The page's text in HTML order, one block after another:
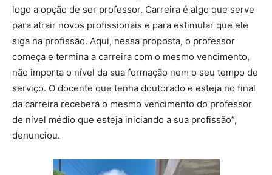
logo a opção de ser professor. Carreira é algo que serve
para atrair novos profissionais e para estimular que ele
siga na profissão. Aqui, nessa proposta, o professor
começa e termina a carreira com o mesmo vencimento,
não importa o nível da sua formação nem o seu tempo de
serviço. O docente que tenha doutorado e esteja no final
da carreira receberá o mesmo vencimento do professor
de nível médio que esteja iniciando a sua profissão”,
denunciou.